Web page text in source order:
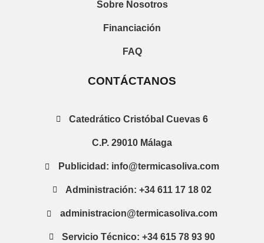
Sobre Nosotros
Financiación
FAQ
CONTÁCTANOS
Catedrático Cristóbal Cuevas 6
C.P. 29010 Málaga
Publicidad: info@termicasoliva.com
Administración: +34 611 17 18 02
administracion@termicasoliva.com
Servicio Técnico: +34 615 78 93 90